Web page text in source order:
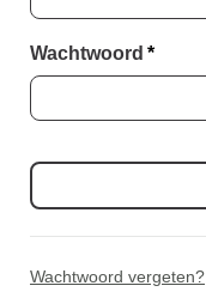
Wachtwoord *
Wachtwoord vergeten?